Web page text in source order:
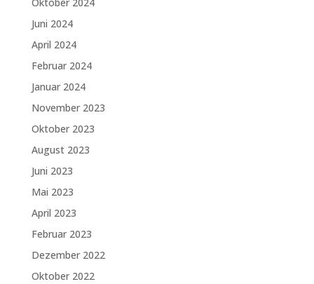
Juni 2024
April 2024
Februar 2024
Januar 2024
November 2023
Oktober 2023
August 2023
Juni 2023
Mai 2023
April 2023
Februar 2023
Dezember 2022
Oktober 2022